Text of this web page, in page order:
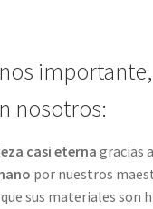
nosotros:
casi eterna gracias
por nuestros
que sus materiales son